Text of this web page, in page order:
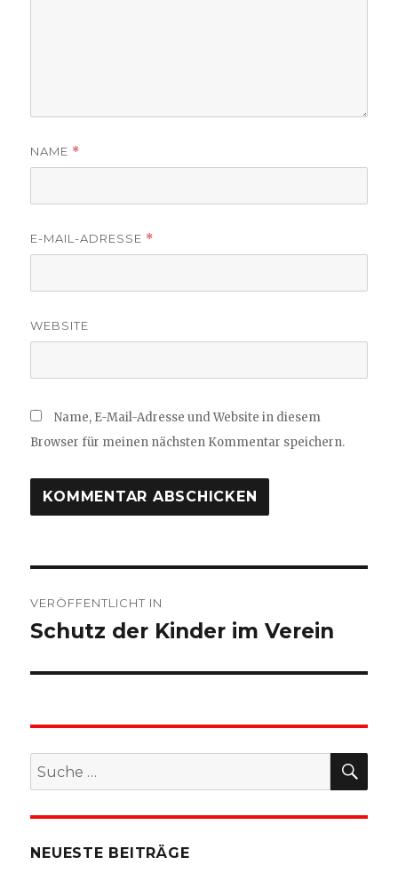
NAME *
E-MAIL-ADRESSE *
WEBSITE
Name, E-Mail-Adresse und Website in diesem
Browser für meinen nächsten Kommentar speichern.
VERÖFFENTLICHT IN
Schutz der Kinder im Verein
Suche
nach:
NEUESTE BEITRÄGE